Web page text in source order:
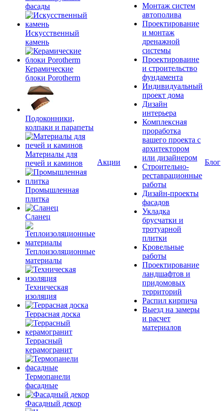
фасады
Искусственный
камень
Керамические
блоки Porotherm
Подоконники,
колпаки и парапеты
Материалы для
печей и каминов
Промышленная
плитка
Сланец
Теплоизоляционные
материалы
Техническая
изоляция
Террасная доска
Террасный
керамогранит
Термопанели
фасадные
Фасадный декор
Акции
Монтаж систем
автополива
Проектирование
и монтаж
дренажной
системы
Проектироваине
и строительство
фундамента
Индивидуальный
проект дома
Дизайн
интерьера
Комплексная
проработка
вашего проекта с
архитектором
или дизайнером
Строительно-
реставрационные
работы
Дизайн-проекты
фасадов
Укладка
брусчатки и
тротуарной
плитки
Кровельные
работы
Проектирование
ландшафтов и
придомовых
территорий
Распил кирпича
Выезд на замеры
и расчет
материалов
Блог